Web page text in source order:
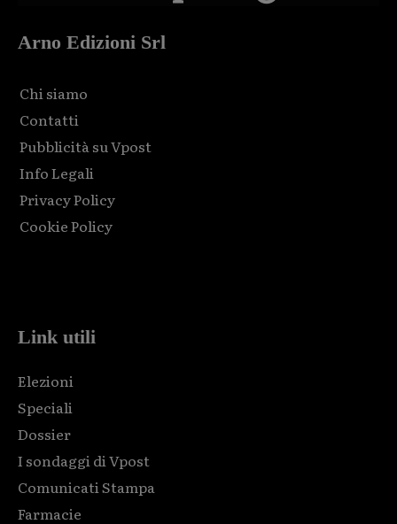
Arno Edizioni Srl
Chi siamo
Contatti
Pubblicità su Vpost
Info Legali
Privacy Policy
Cookie Policy
Link utili
Elezioni
Speciali
Dossier
I sondaggi di Vpost
Comunicati Stampa
Farmacie